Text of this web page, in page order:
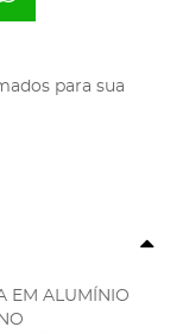
para sua
EM ALUMÍNIO